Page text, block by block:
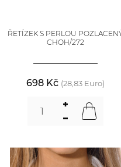
ŘETÍZEK S PERLOU
CHOH/272
698 Kč (28,83 Euro)